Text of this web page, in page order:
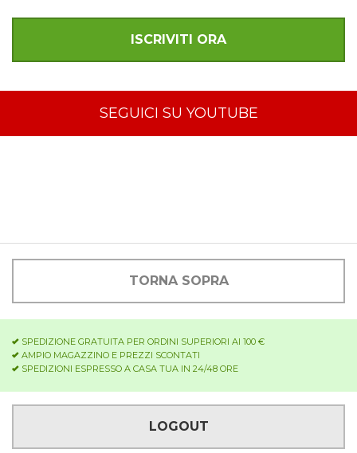
SEGUICI SU YOUTUBE
TORNA SOPRA
SPEDIZIONE GRATUITA PER ORDINI SUPERIORI AI 100 €
AMPIO MAGAZZINO E PREZZI SCONTATI
SPEDIZIONI ESPRESSO A CASA TUA IN 24/48 ORE
LOGOUT